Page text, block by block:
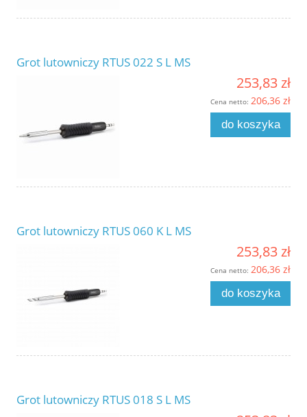
Grot lutowniczy RTUS 022 S L MS
253,83 zł
Cena netto: 206,36 zł
do koszyka
Grot lutowniczy RTUS 060 K L MS
253,83 zł
Cena netto: 206,36 zł
do koszyka
Grot lutowniczy RTUS 018 S L MS